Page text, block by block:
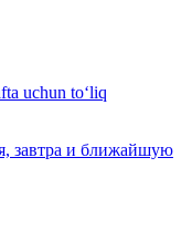
uchun to‘liq
завтра и ближайшую